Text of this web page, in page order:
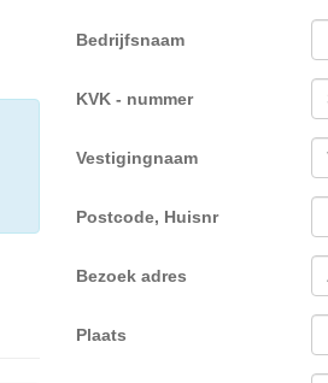
Bedrijfsnaam
KVK - nummer
Vestigingnaam
Postcode, Huisnr
Bezoek adres
Plaats